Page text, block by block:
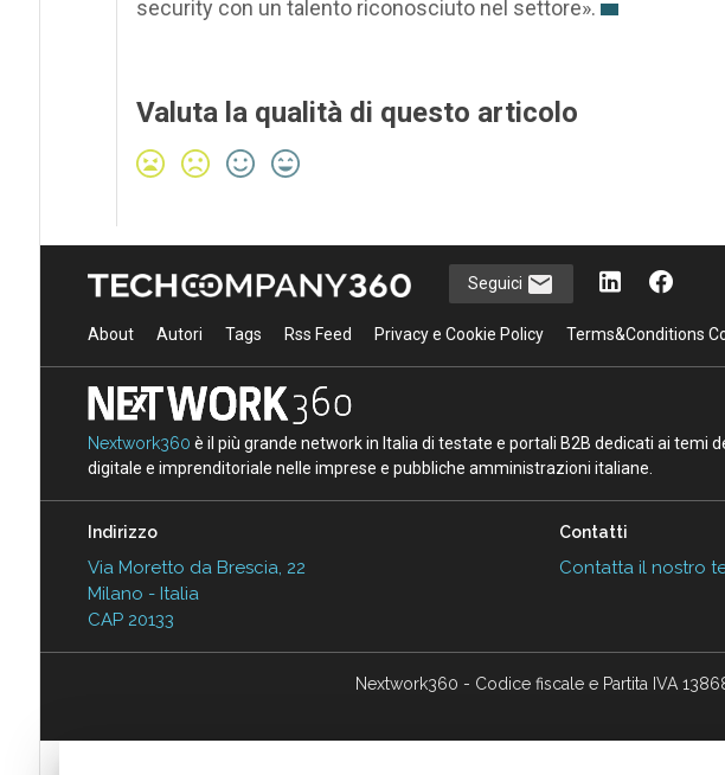
security con un talento riconosciuto nel settore».
Valuta la qualità di questo articolo
Seguici
About Autori Tags Rss Feed Privacy e Cookie Policy Terms&Conditions
Nextwork360 è il più grande network in Italia di testate e portali B2B dedicati ai temi
digitale e imprenditoriale nelle imprese e pubbliche amministrazioni italiane.
Indirizzo
Via Moretto da Brescia, 22
Milano - Italia
CAP 20133
Contatti
Contatta il nostro
Nextwork360 - Codice fiscale e Partita IVA